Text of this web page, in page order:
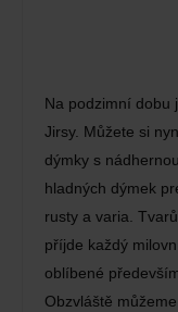
Na podzimní dobu
Jirsy. Můžete si
dýmky s
hladných dýmek
rusty a varia.
příjde každý
oblíbené
Obzvláště